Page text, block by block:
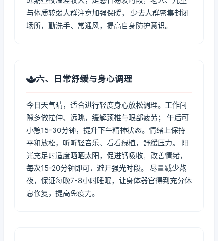
与体质较弱人群注意加强保暖， 少去人群密集封闭
场所，勤洗手、常通风，提高自身防护意识。
六、日常舒缓与身心调理
今日天气晴，适合进行轻度身心放松调理。工作间
隙多做拉伸、远眺，缓解颈椎与眼部疲劳； 午后可
小憩15-30分钟，提升下午精神状态。情绪上保持
平和放松，听听轻音乐、看看绿植，舒缓压力。 阳
光充足时适度晒晒太阳，促进钙吸收，改善情绪，
每次15-20分钟即可，避开强光时段。 尽量减少熬
夜，保证每晚7-8小时睡眠，让身体器官得到充分休
息修复，提高免疫力。